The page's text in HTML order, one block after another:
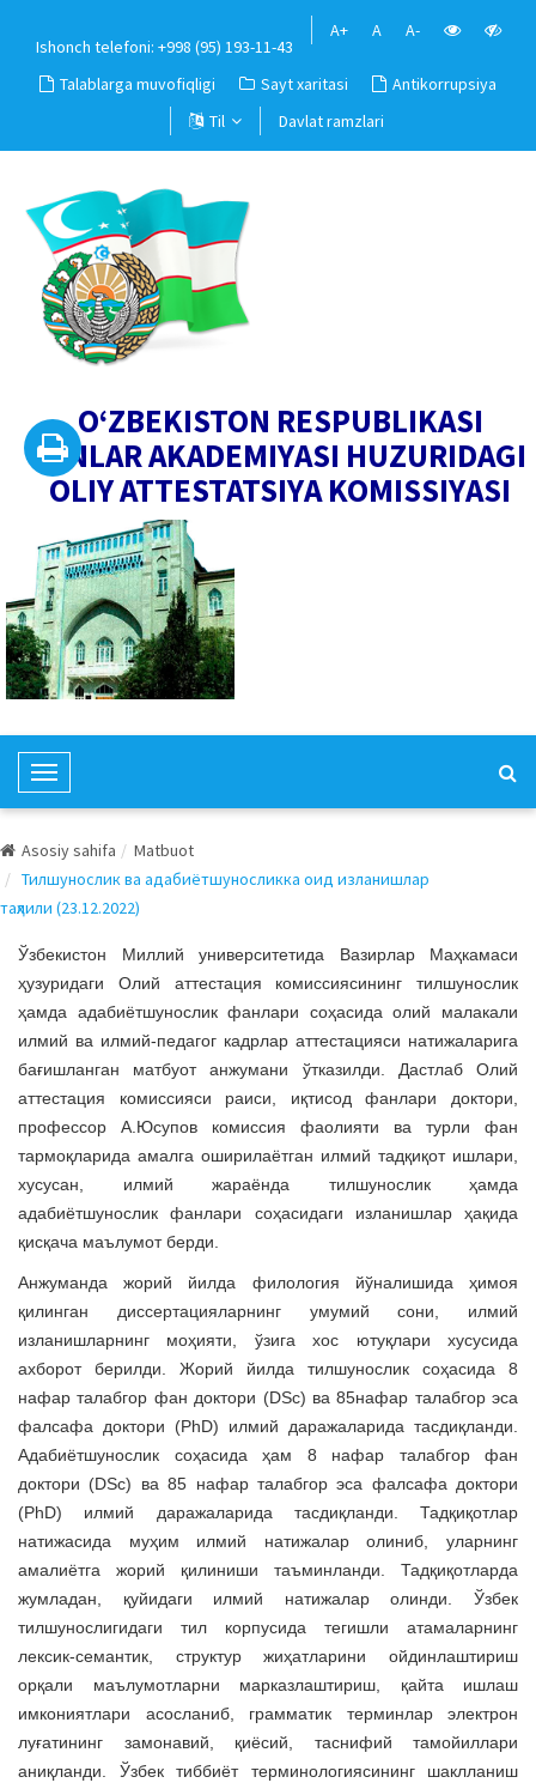
Ishonch telefoni: +998 (95) 193-11-43
A+ A A-
Talablarga muvofiqligi Sayt xaritasi
Antikorrupsiya
Til
Davlat ramzlari
O‘ZBEKISTON RESPUBLIKASI
FANLAR AKADEMIYASI HUZURIDAGI
OLIY ATTESTATSIYA KOMISSIYASI
T
o
g
l
e
N
a
v
i
g
a
t
i
o
n
Asosiy sahifa
Matbuot
Тилшунослик ва адабиётшуносликка оид изланишлар
таҳлили (23.12.2022)
Ўзбекистон Миллий университетида Вазирлар Маҳкамаси
ҳузуридаги Олий аттестация комиссиясининг тилшунослик
ҳамда адабиётшунослик фанлари соҳасида олий малакали
илмий ва илмий-педагог кадрлар аттестацияси натижаларига
бағишланган матбуот анжумани ўтказилди. Дастлаб Олий
аттестация комиссияси раиси, иқтисод фанлари доктори,
профессор А.Юсупов комиссия фаолияти ва турли фан
тармоқларида амалга оширилаётган илмий тадқиқот ишлари,
хусусан, илмий жараёнда тилшунослик ҳамда
адабиётшунослик фанлари соҳасидаги изланишлар ҳақида
қисқача маълумот берди.
Анжуманда жорий йилда филология йўналишида ҳимоя
қилинган диссертацияларнинг умумий сони, илмий
изланишларнинг моҳияти, ўзига хос ютуқлари хусусида
ахборот берилди. Жорий йилда тилшунослик соҳасида 8
нафар талабгор фан доктори (DSc) ва 85нафар талабгор эса
фалсафа доктори (PhD) илмий даражаларида тасдиқланди.
Адабиётшунослик соҳасида ҳам 8 нафар талабгор фан
доктори (DSc) ва 85 нафар талабгор эса фалсафа доктори
(PhD) илмий даражаларида тасдиқланди. Тадқиқотлар
натижасида муҳим илмий натижалар олиниб, уларнинг
амалиётга жорий қилиниши таъминланди. Тадқиқотларда
жумладан, қуйидаги илмий натижалар олинди. Ўзбек
тилшунослигидаги тил корпусида тегишли атамаларнинг
лексик-семантик, структур жиҳатларини ойдинлаштириш
орқали маълумотларни марказлаштириш, қайта ишлаш
имкониятлари асосланиб, грамматик терминлар электрон
луғатининг замонавий, қиёсий, таснифий тамойиллари
аниқланди. Ўзбек тиббиёт терминологиясининг шаклланиш